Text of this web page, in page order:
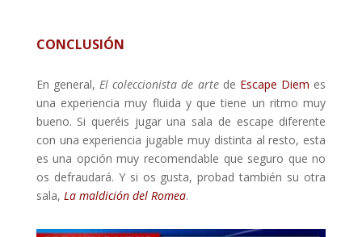
CONCLUSIÓN
En general,El coleccionista de artede Escape Diem es
una experiencia muy fluida y que tiene un ritmo muy
bueno. Si queréis jugar una sala de escape diferente
con una experiencia jugable muy distinta al resto, esta
es una opción muy recomendable que seguro que no
os defraudará. Y si os gusta, probad también su otra
sala, La maldición del Romea.